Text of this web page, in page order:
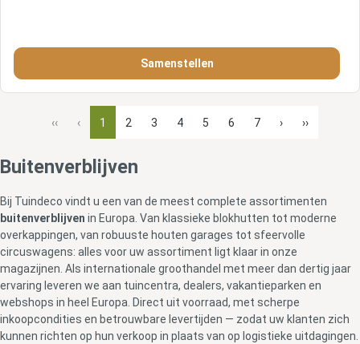
Samenstellen
‹‹ ‹ 1 2 3 4 5 6 7 › ››
Buitenverblijven
Bij Tuindeco vindt u een van de meest complete assortimenten
buitenverblijven in Europa. Van klassieke blokhutten tot moderne
overkappingen, van robuuste houten garages tot sfeervolle
circuswagens: alles voor uw assortiment ligt klaar in onze
magazijnen. Als internationale groothandel met meer dan dertig jaar
ervaring leveren we aan tuincentra, dealers, vakantieparken en
webshops in heel Europa. Direct uit voorraad, met scherpe
inkoopcondities en betrouwbare levertijden — zodat uw klanten zich
kunnen richten op hun verkoop in plaats van op logistieke uitdagingen.